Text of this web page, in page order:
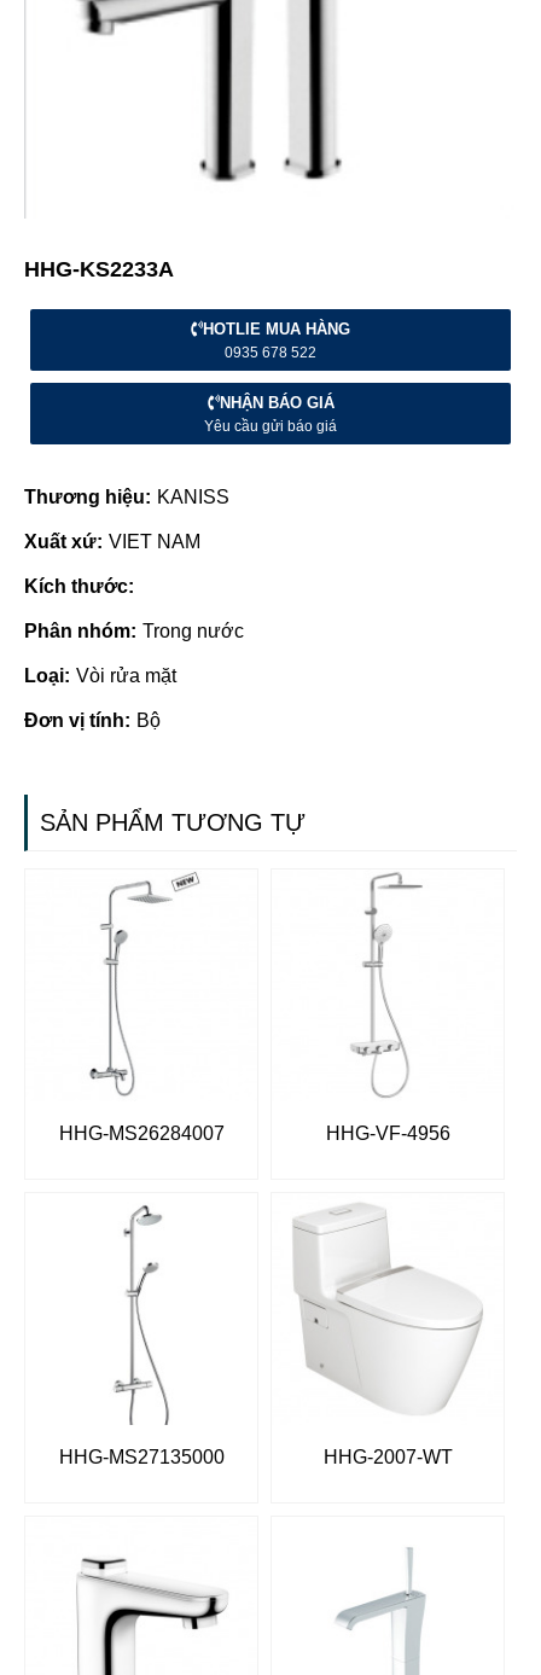
HHG-KS2233A
HOTLIE MUA HÀNG
0935 678 522
NHẬN BÁO GIÁ
Yêu cầu gửi báo giá
Thương hiệu: KANISS
Xuất xứ: VIET NAM
Kích thước:
Phân nhóm: Trong nước
Loại: Vòi rửa mặt
Đơn vị tính: Bộ
SẢN PHẨM TƯƠNG TỰ
HHG-MS26284007 HHG-VF-4956
HHG-MS27135000 HHG-2007-WT